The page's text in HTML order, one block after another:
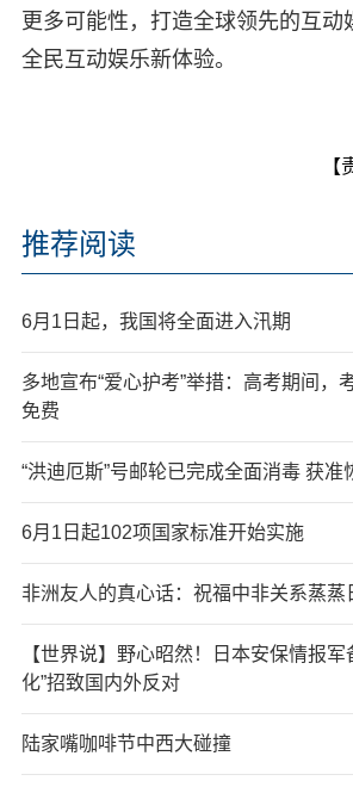
更多可能性，打造全球领先的互动
全民互动娱乐新体验。
【
推荐阅读
6月1日起，我国将全面进入汛期
多地宣布“爱心护考”举措：高考期间，
免费
“洪迪厄斯”号邮轮已完成全面消毒 获准
6月1日起102项国家标准开始实施
非洲友人的真心话：祝福中非关系蒸蒸
【世界说】野心昭然！日本安保情报军
化”招致国内外反对
陆家嘴咖啡节中西大碰撞